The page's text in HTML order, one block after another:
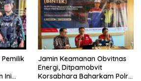
Ini
Jamin Keamanan Obvitnas
Energi, Ditpamobvit
Korsabhara Baharkam Polri